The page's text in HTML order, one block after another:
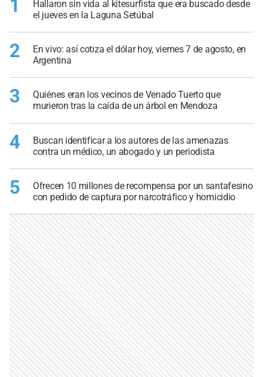
1
Hallaron sin vida al kitesurfista que era buscado desde
el jueves en la Laguna Setúbal
2
En vivo: así cotiza el dólar hoy, viernes 7 de agosto, en
Argentina
3
Quiénes eran los vecinos de Venado Tuerto que
murieron tras la caída de un árbol en Mendoza
4
Buscan identificar a los autores de las amenazas
contra un médico, un abogado y un periodista
5
Ofrecen 10 millones de recompensa por un santafesino
con pedido de captura por narcotráfico y homicidio